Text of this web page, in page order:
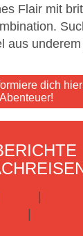
Flair mit
aus
dich
Abenteuer!